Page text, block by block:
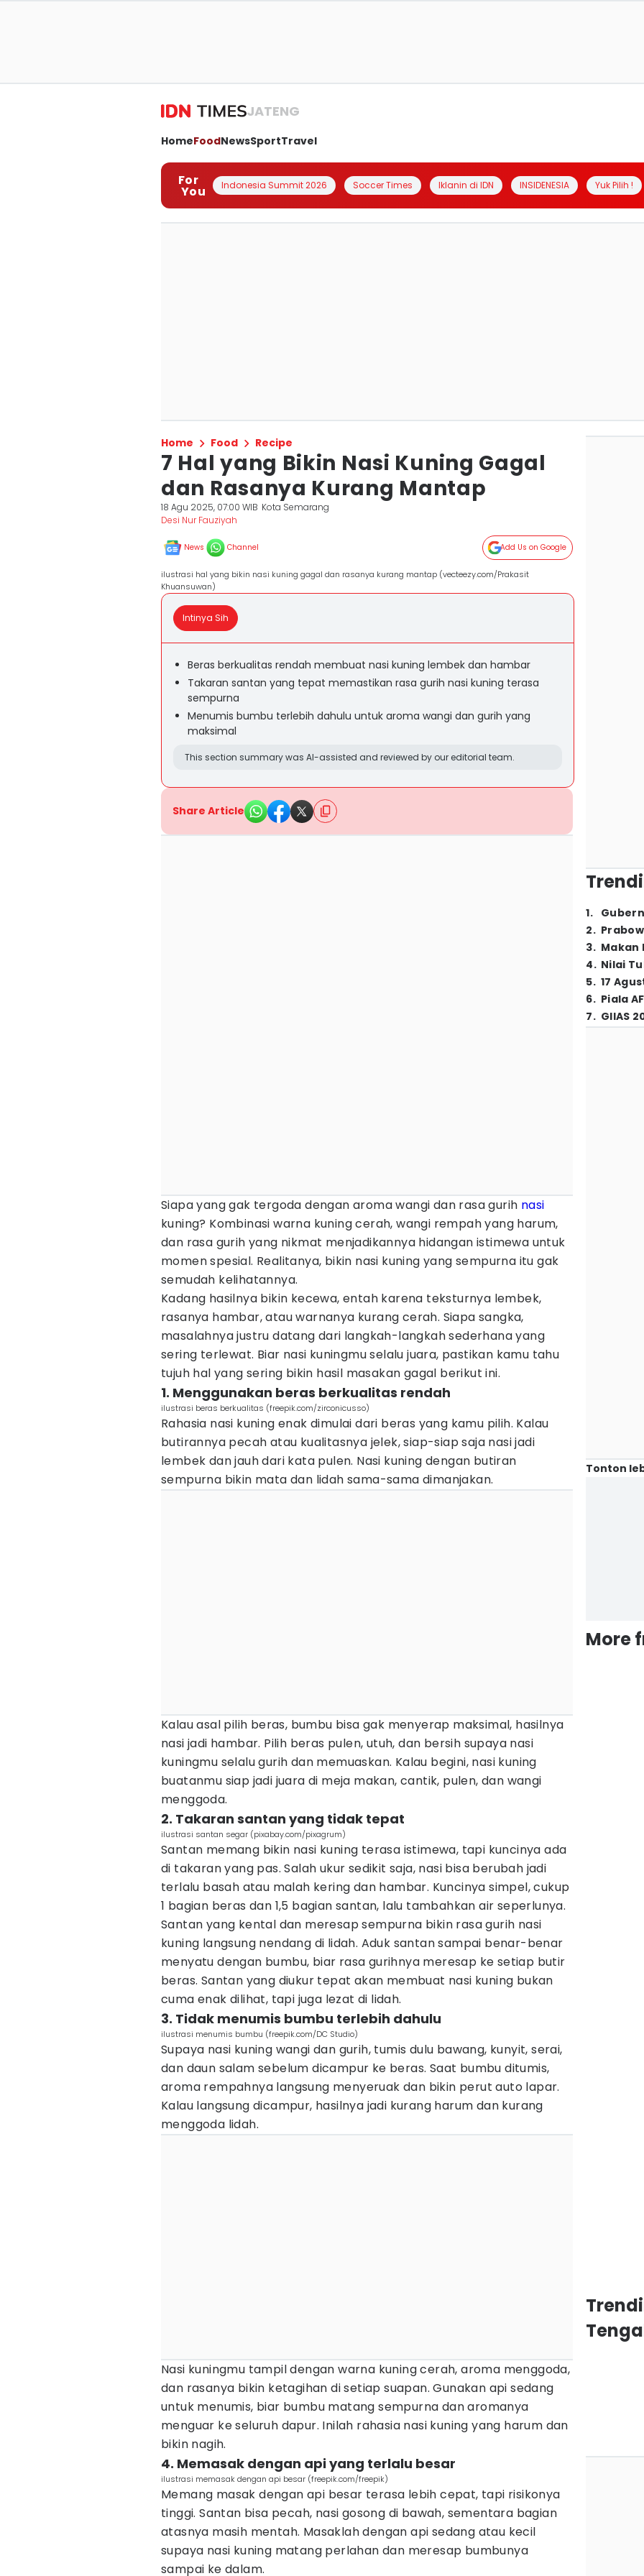
JATENG
HomeFoodNewsSportTravel
For
You Indonesia Summit 2026 Soccer Times Iklanin di IDN INSIDENESIA Yuk Pilih !
Home Food Recipe
7 Hal yang Bikin Nasi Kuning Gagal
dan Rasanya Kurang Mantap
18 Agu 2025, 07:00 WIB Kota Semarang
Desi Nur Fauziyah
News Channel Add Us on Google
ilustrasi hal yang bikin nasi kuning gagal dan rasanya kurang mantap (vecteezy.com/Prakasit
Khuansuwan)
Intinya Sih
Beras berkualitas rendah membuat nasi kuning lembek dan hambar
Takaran santan yang tepat memastikan rasa gurih nasi kuning terasa
sempurna
Menumis bumbu terlebih dahulu untuk aroma wangi dan gurih yang
maksimal
This section summary was AI-assisted and reviewed by our editorial team.
Share Article
Siapa yang gak tergoda dengan aroma wangi dan rasa gurih nasi
kuning? Kombinasi warna kuning cerah, wangi rempah yang harum,
dan rasa gurih yang nikmat menjadikannya hidangan istimewa untuk
momen spesial. Realitanya, bikin nasi kuning yang sempurna itu gak
semudah kelihatannya.
Kadang hasilnya bikin kecewa, entah karena teksturnya lembek,
rasanya hambar, atau warnanya kurang cerah. Siapa sangka,
masalahnya justru datang dari langkah-langkah sederhana yang
sering terlewat. Biar nasi kuningmu selalu juara, pastikan kamu tahu
tujuh hal yang sering bikin hasil masakan gagal berikut ini.
1. Menggunakan beras berkualitas rendah
ilustrasi beras berkualitas (freepik.com/zirconicusso)
Rahasia nasi kuning enak dimulai dari beras yang kamu pilih. Kalau
butirannya pecah atau kualitasnya jelek, siap-siap saja nasi jadi
lembek dan jauh dari kata pulen. Nasi kuning dengan butiran
sempurna bikin mata dan lidah sama-sama dimanjakan.
Kalau asal pilih beras, bumbu bisa gak menyerap maksimal, hasilnya
nasi jadi hambar. Pilih beras pulen, utuh, dan bersih supaya nasi
kuningmu selalu gurih dan memuaskan. Kalau begini, nasi kuning
buatanmu siap jadi juara di meja makan, cantik, pulen, dan wangi
menggoda.
2. Takaran santan yang tidak tepat
ilustrasi santan segar (pixabay.com/pixagrum)
Santan memang bikin nasi kuning terasa istimewa, tapi kuncinya ada
di takaran yang pas. Salah ukur sedikit saja, nasi bisa berubah jadi
terlalu basah atau malah kering dan hambar. Kuncinya simpel, cukup
1 bagian beras dan 1,5 bagian santan, lalu tambahkan air seperlunya.
Santan yang kental dan meresap sempurna bikin rasa gurih nasi
kuning langsung nendang di lidah. Aduk santan sampai benar-benar
menyatu dengan bumbu, biar rasa gurihnya meresap ke setiap butir
beras. Santan yang diukur tepat akan membuat nasi kuning bukan
cuma enak dilihat, tapi juga lezat di lidah.
3. Tidak menumis bumbu terlebih dahulu
ilustrasi menumis bumbu (freepik.com/DC Studio)
Supaya nasi kuning wangi dan gurih, tumis dulu bawang, kunyit, serai,
dan daun salam sebelum dicampur ke beras. Saat bumbu ditumis,
aroma rempahnya langsung menyeruak dan bikin perut auto lapar.
Kalau langsung dicampur, hasilnya jadi kurang harum dan kurang
menggoda lidah.
Nasi kuningmu tampil dengan warna kuning cerah, aroma menggoda,
dan rasanya bikin ketagihan di setiap suapan. Gunakan api sedang
untuk menumis, biar bumbu matang sempurna dan aromanya
menguar ke seluruh dapur. Inilah rahasia nasi kuning yang harum dan
bikin nagih.
4. Memasak dengan api yang terlalu besar
ilustrasi memasak dengan api besar (freepik.com/freepik)
Memang masak dengan api besar terasa lebih cepat, tapi risikonya
tinggi. Santan bisa pecah, nasi gosong di bawah, sementara bagian
atasnya masih mentah. Masaklah dengan api sedang atau kecil
supaya nasi kuning matang perlahan dan meresap bumbunya
sampai ke dalam.
1.
2.
3. Makan
4. Nilai
5. 17
6. Piala
7. GIIAS
Tonton
More